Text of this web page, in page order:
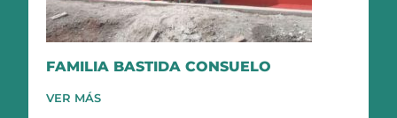
FAMILIA BASTIDA CONSUELO
VER MÁS